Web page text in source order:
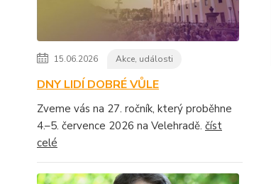
15.06.2026 Akce, události
DNY LIDÍ DOBRÉ VŮLE
Zveme vás na 27. ročník, který proběhne
4.–5. července 2026 na Velehradě. číst
celé